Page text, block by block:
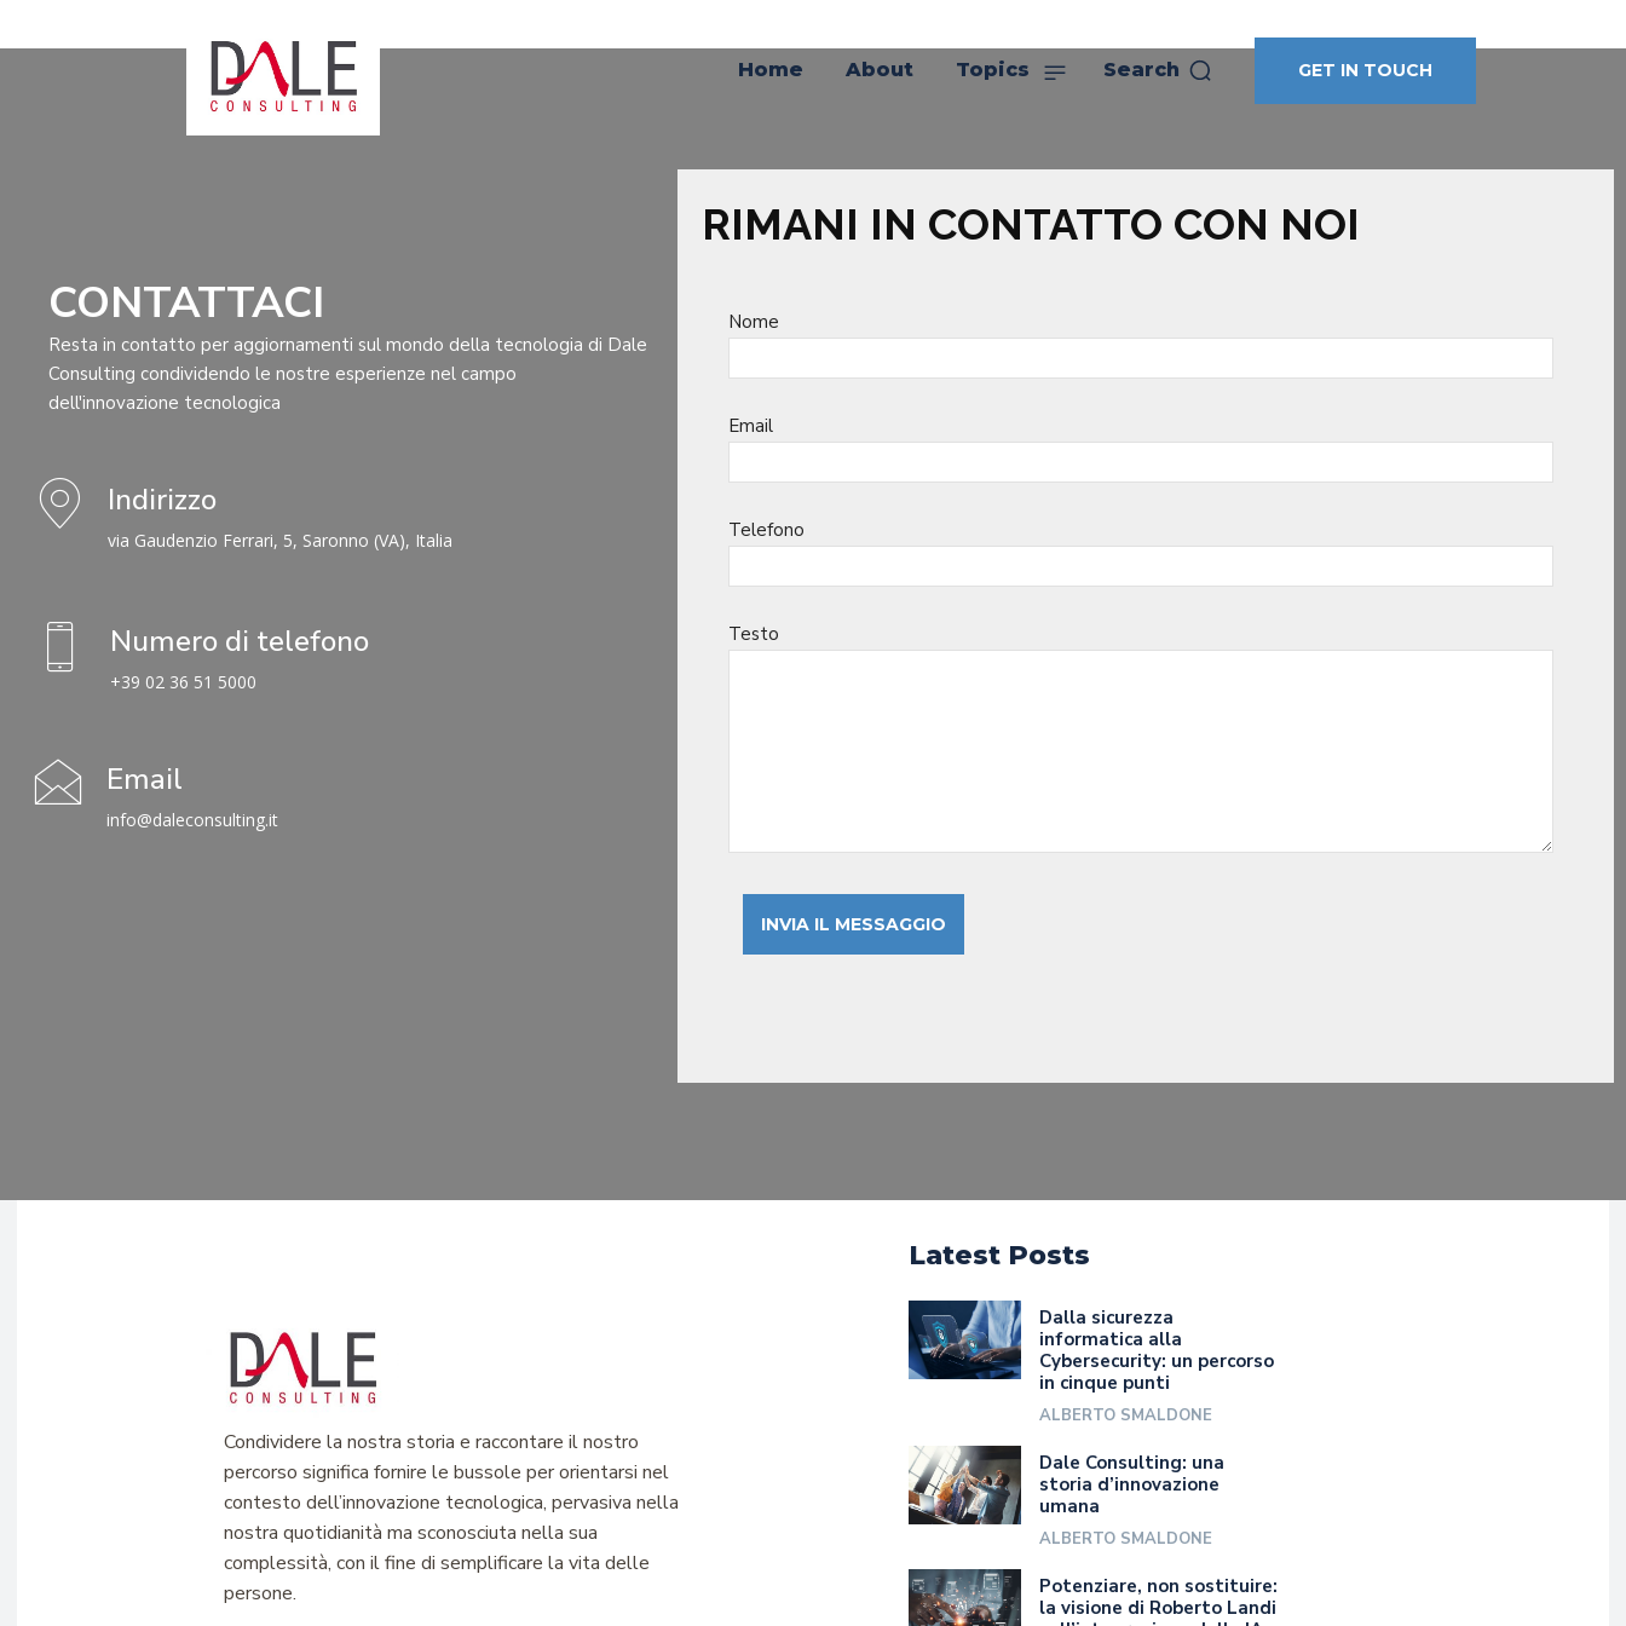
Home About Topics Search GET IN TOUCH
CONTATTACI
Resta in contatto per aggiornamenti sul mondo della tecnologia di Dale
Consulting condividendo le nostre esperienze nel campo
dell'innovazione tecnologica
Indirizzo
via Gaudenzio Ferrari, 5, Saronno (VA), Italia
Numero di telefono
+39 02 36 51 5000
Email
info@daleconsulting.it
RIMANI IN CONTATTO CON NOI
Nome
Email
Telefono
Testo
Condividere la nostra storia e raccontare il nostro
percorso significa fornire le bussole per orientarsi nel
contesto dell’innovazione tecnologica, pervasiva nella
nostra quotidianità ma sconosciuta nella sua
complessità, con il fine di semplificare la vita delle
persone.
Latest Posts
Dalla sicurezza
informatica alla
Cybersecurity: un percorso
in cinque punti
ALBERTO SMALDONE
Dale Consulting: una
storia d’innovazione
umana
ALBERTO SMALDONE
Potenziare, non sostituire:
la visione di Roberto Landi